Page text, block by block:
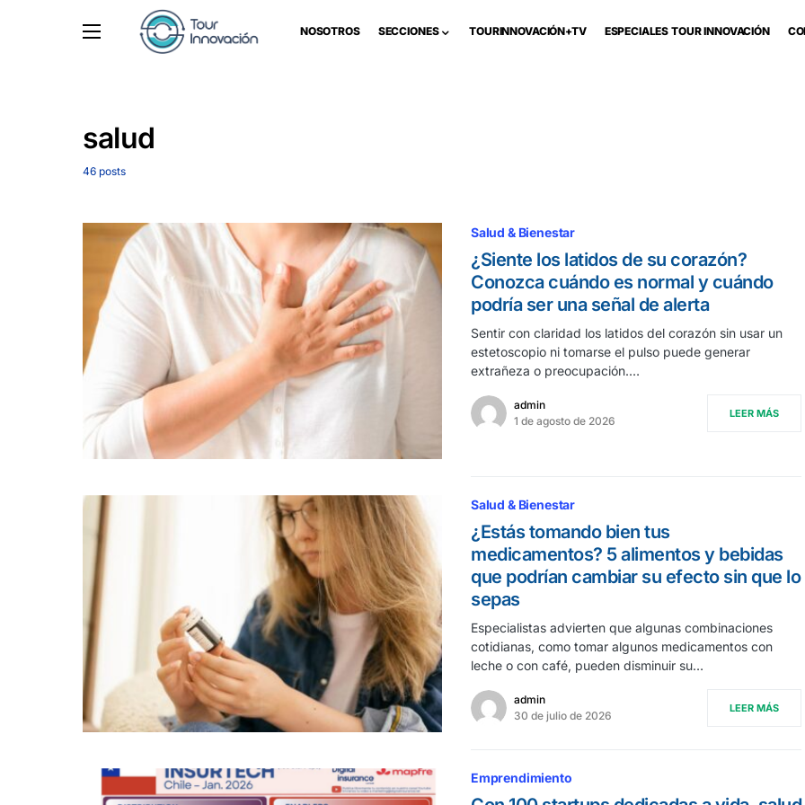
NOSOTROS SECCIONES TOURINNOVACIÓN+TV ESPECIALES TOUR INNOVACIÓN
salud
46 posts
Salud & Bienestar
¿Siente los latidos de su corazón?
Conozca cuándo es normal y cuándo
podría ser una señal de alerta
Sentir con claridad los latidos del corazón sin usar un
estetoscopio ni tomarse el pulso puede generar
extrañeza o preocupación.…
admin
1 de agosto de 2026
LEER MÁS
Salud & Bienestar
¿Estás tomando bien tus
medicamentos? 5 alimentos y bebidas
que podrían cambiar su efecto sin que lo
sepas
Especialistas advierten que algunas combinaciones
cotidianas, como tomar algunos medicamentos con
leche o con café, pueden disminuir su…
admin
30 de julio de 2026
LEER MÁS
Emprendimiento